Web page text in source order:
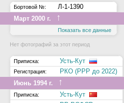
Бортовой №:
Л-1-1390
Март 2000 г.
↑
Показать все данные
Нет фотографий за этот период
Приписка: Усть-Кут
Регистрация:
РКО (РРР до 2022)
Июнь 1994 г.
↑
Приписка: Усть-Кут